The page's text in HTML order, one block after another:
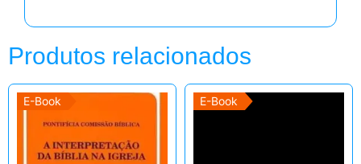
Produtos relacionados
E-Book E-Book